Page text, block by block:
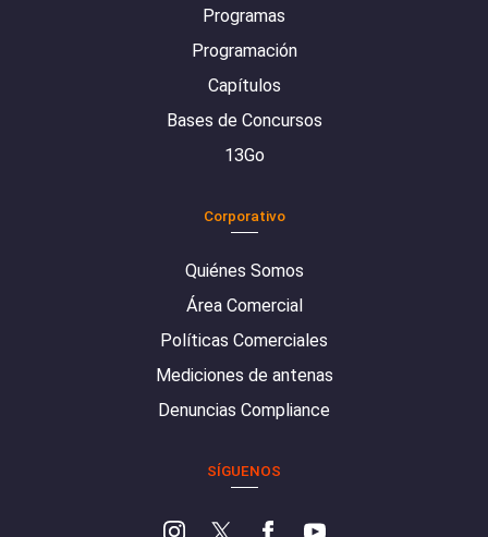
Programas
Programación
Capítulos
Bases de Concursos
13Go
Corporativo
Quiénes Somos
Área Comercial
Políticas Comerciales
Mediciones de antenas
Denuncias Compliance
SÍGUENOS